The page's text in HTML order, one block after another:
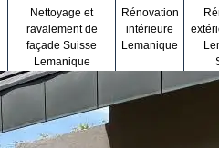
Nettoyage et
ravalement de
façade Suisse
Lemanique
Rénovation
intérieure
Lemanique